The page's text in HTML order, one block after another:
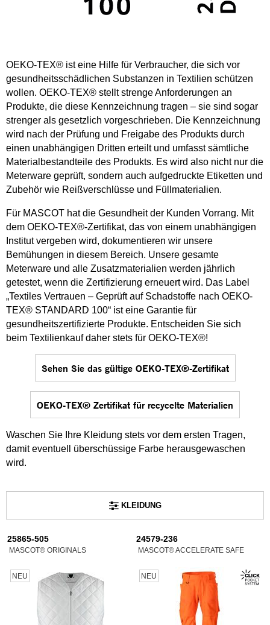
OEKO-TEX® ist eine Hilfe für Verbraucher, die sich vor
gesundheitsschädlichen Substanzen in Textilien schützen
wollen. OEKO-TEX® stellt strenge Anforderungen an
Produkte, die diese Kennzeichnung tragen – sie sind sogar
strenger als gesetzlich vorgeschrieben. Die Kennzeichnung
wird nach der Prüfung und Freigabe des Produkts durch
einen unabhängigen Dritten erteilt und umfasst sämtliche
Materialbestandteile des Produkts. Es wird also nicht nur die
Meterware geprüft, sondern auch aufgedruckte Etiketten und
Zubehör wie Reißverschlüsse und Füllmaterialien.
Für MASCOT hat die Gesundheit der Kunden Vorrang. Mit
dem OEKO-TEX®-Zertifikat, das von einem unabhängigen
Institut vergeben wird, dokumentieren wir unsere
Bemühungen in diesem Bereich. Unsere gesamte
Meterware und alle Zusatzmaterialien werden jährlich
getestet, wenn die Zertifizierung erneuert wird. Das Label
„Textiles Vertrauen – Geprüft auf Schadstoffe nach OEKO-
TEX® STANDARD 100“ ist eine Garantie für
gesundheitszertifizierte Produkte. Entscheiden Sie sich
beim Textilienkauf daher stets für OEKO-TEX®!
Sehen Sie das gültige OEKO-TEX®-Zertifikat
OEKO-TEX® Zertifikat für recycelte Materialien
Waschen Sie Ihre Kleidung stets vor dem ersten Tragen,
damit eventuell überschüssige Farbe herausgewaschen
wird.
KLEIDUNG
25865-505
MASCOT® ORIGINALS
NEU
24579-236
MASCOT® ACCELERATE SAFE
NEU